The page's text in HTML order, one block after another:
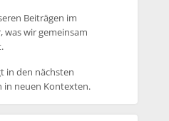
Beiträgen im
wir gemeinsam
in den nächsten
in neuen Kontexten.